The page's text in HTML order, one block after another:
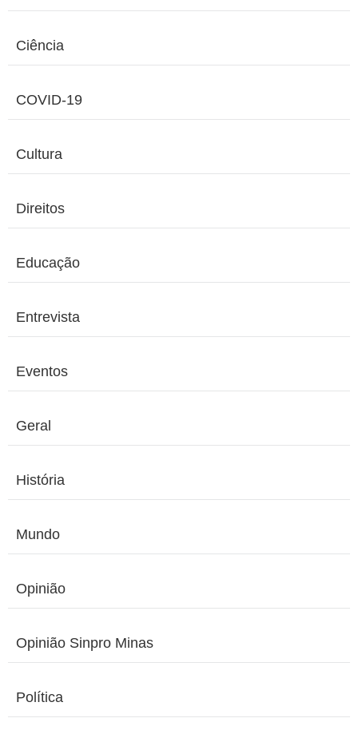
Ciência
COVID-19
Cultura
Direitos
Educação
Entrevista
Eventos
Geral
História
Mundo
Opinião
Opinião Sinpro Minas
Política